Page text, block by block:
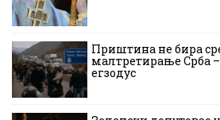
Приштина не бира
малтретирање Срба
егзодус